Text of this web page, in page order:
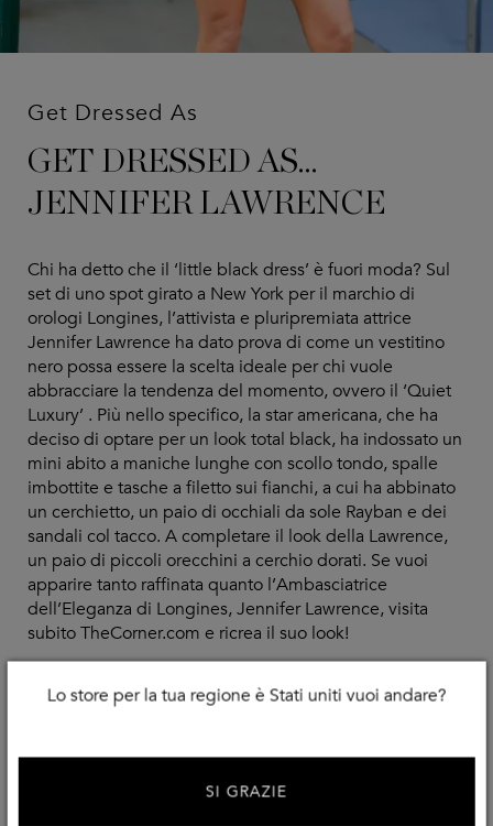
Get Dressed As
GET DRESSED AS…
JENNIFER LAWRENCE
Chi ha detto che il ‘little black dress’ è fuori moda? Sul
set di uno spot girato a New York per il marchio di
orologi Longines, l’attivista e pluripremiata attrice
Jennifer Lawrence ha dato prova di come un vestitino
nero possa essere la scelta ideale per chi vuole
abbracciare la tendenza del momento, ovvero il ‘Quiet
Luxury’ . Più nello specifico, la star americana, che ha
deciso di optare per un look total black, ha indossato un
mini abito a maniche lunghe con scollo tondo, spalle
imbottite e tasche a filetto sui fianchi, a cui ha abbinato
un cerchietto, un paio di occhiali da sole Rayban e dei
sandali col tacco. A completare il look della Lawrence,
un paio di piccoli orecchini a cerchio dorati. Se vuoi
apparire tanto raffinata quanto l’Ambasciatrice
dell’Eleganza di Longines, Jennifer Lawrence, visita
subito TheCorner.com e ricrea il suo look!
Lo store per la tua regione è Stati uniti vuoi andare?
SI GRAZIE